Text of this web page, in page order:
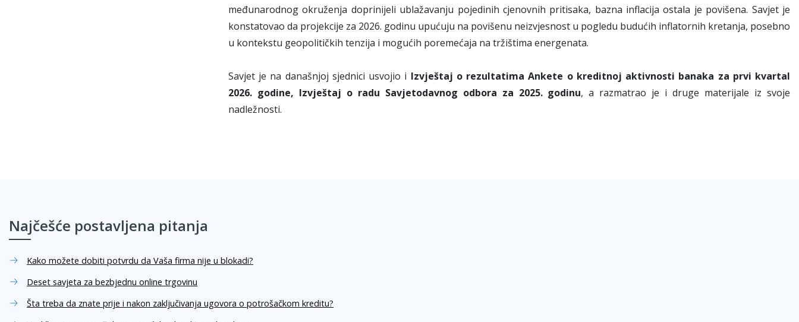
međunarodnog okruženja doprinijeli ublažavanju pojedinih cjenovnih pritisaka, bazna inflacija ostala je povišena. Savjet je
konstatovao da projekcije za 2026. godinu upućuju na povišenu neizvjesnost u pogledu budućih inflatornih kretanja, posebno
u kontekstu geopolitičkih tenzija i mogućih poremećaja na tržištima energenata.
Savjet je na današnjoj sjednici usvojio i Izvještaj o rezultatima Ankete o kreditnoj aktivnosti banaka za prvi kvartal
2026. godine, Izvještaj o radu Savjetodavnog odbora za 2025. godinu, a razmatrao je i druge materijale iz svoje
nadležnosti.
Najčešće postavljena pitanja
Kako možete dobiti potvrdu da Vaša firma nije u blokadi?
Deset savjeta za bezbjednu online trgovinu
Šta treba da znate prije i nakon zaključivanja ugovora o potrošačkom kreditu?